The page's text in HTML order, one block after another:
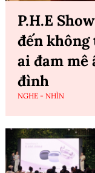
P.H.E
đến không
ai đam
đình
NGHE - NHÌN